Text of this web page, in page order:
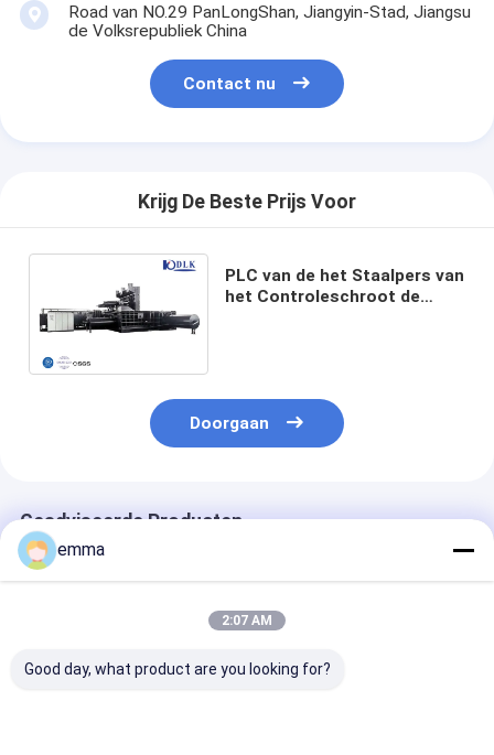
Road van NO.29 PanLongShan, Jiangyin-Stad, Jiangsu
de Volksrepubliek China
Contact nu
Krijg De Beste Prijs Voor
PLC van de het Staalpers van
het Controleschroot de
Doorgaan
Geadviseerde Producten
emma
2:07 AM
Good day, what product are you looking for?